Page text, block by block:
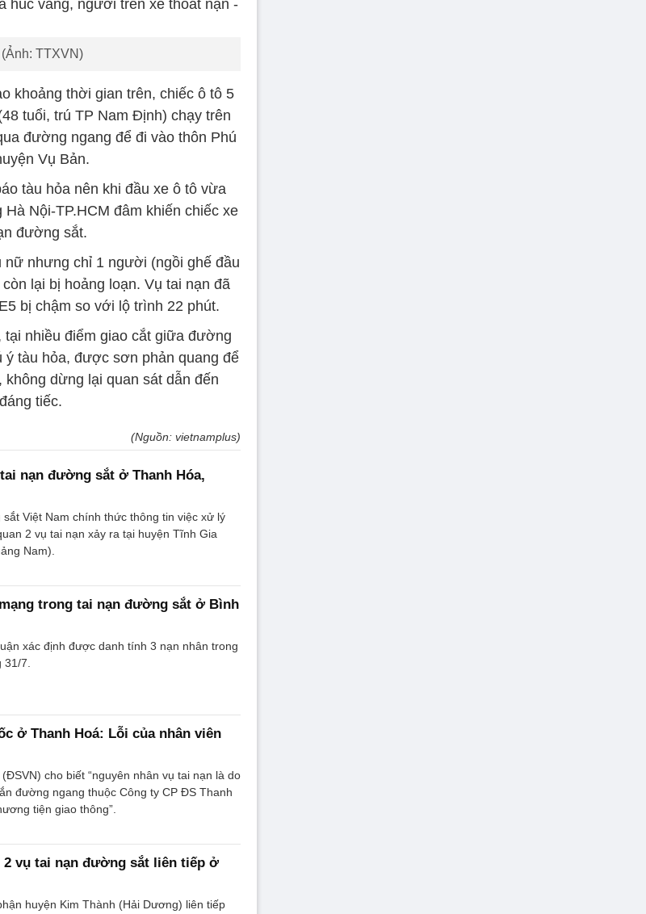
TTXVN)
khoảng thời gian trên, chiếc ô tô 5
tuổi, trú TP Nam Định) chạy trên
đường ngang để đi vào thôn Phú
Vụ Bản.
tàu hỏa nên khi đầu xe ô tô vừa
Nội-TP.HCM đâm khiến chiếc xe
đường sắt.
nhưng chỉ 1 người (ngồi ghế đầu
lại bị hoảng loạn. Vụ tai nạn đã
bị chậm so với lộ trình 22 phút.
nhiều điểm giao cắt giữa đường
ý tàu hỏa, được sơn phản quang để
dừng lại quan sát dẫn đến
tiếc.
(Nguồn: vietnamplus)
nạn đường sắt ở Thanh Hóa,
Việt Nam chính thức thông tin việc xử lý
2 vụ tai nạn xảy ra tại huyện Tĩnh Gia
Nam).
trong tai nạn đường sắt ở Bình
xác định được danh tính 3 nạn nhân trong
7.
ở Thanh Hoá: Lỗi của nhân viên
cho biết “nguyên nhân vụ tai nạn là do
đường ngang thuộc Công ty CP ĐS Thanh
tiện giao thông”.
vụ tai nạn đường sắt liên tiếp ở
huyện Kim Thành (Hải Dương) liên tiếp